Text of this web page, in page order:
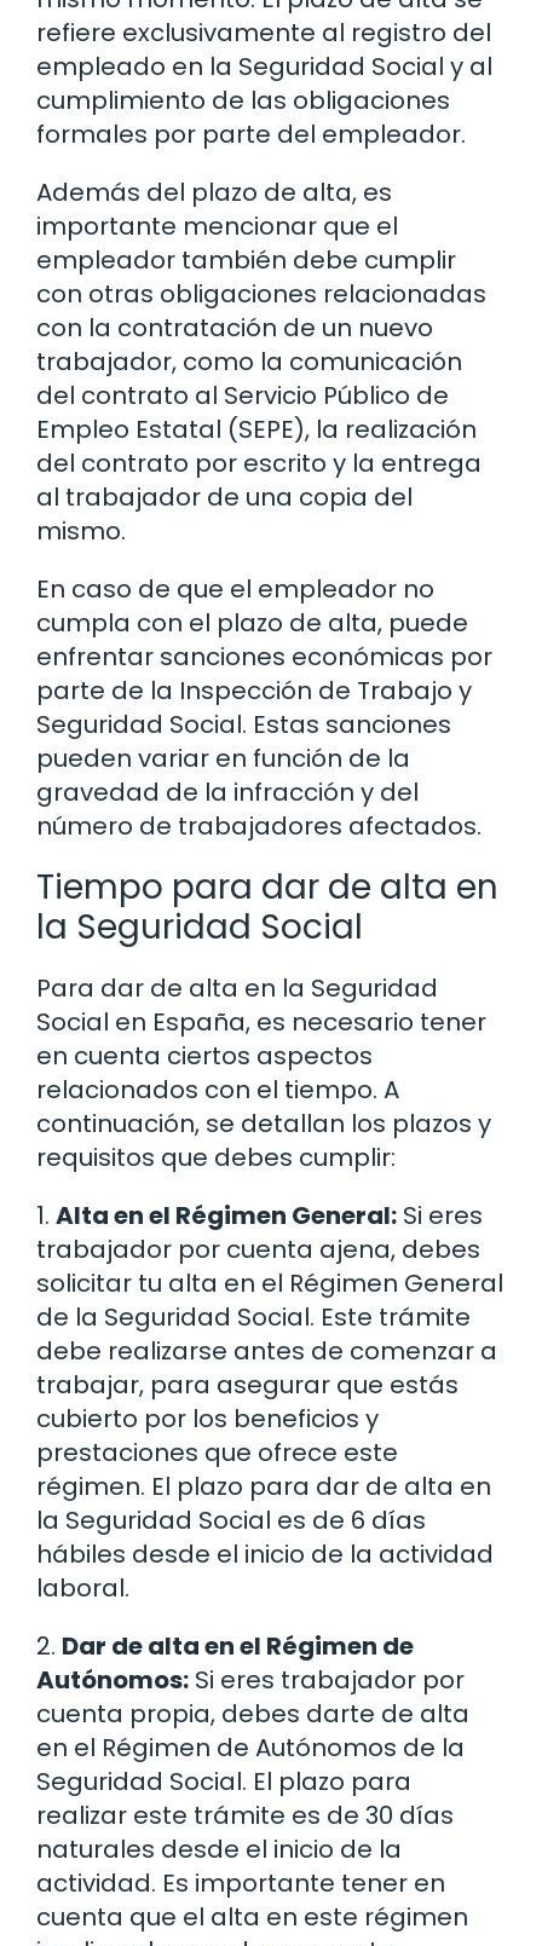
refiere exclusivamente al registro del
empleado en la Seguridad Social y al
cumplimiento de las obligaciones
formales por parte del empleador.
Además del plazo de alta, es
importante mencionar que el
empleador también debe cumplir
con otras obligaciones relacionadas
con la contratación de un nuevo
trabajador, como la comunicación
del contrato al Servicio Público de
Empleo Estatal (SEPE), la realización
del contrato por escrito y la entrega
al trabajador de una copia del
mismo.
En caso de que el empleador no
cumpla con el plazo de alta, puede
enfrentar sanciones económicas por
parte de la Inspección de Trabajo y
Seguridad Social. Estas sanciones
pueden variar en función de la
gravedad de la infracción y del
número de trabajadores afectados.
Tiempo para dar de alta en
la Seguridad Social
Para dar de alta en la Seguridad
Social en España, es necesario tener
en cuenta ciertos aspectos
relacionados con el tiempo. A
continuación, se detallan los plazos y
requisitos que debes cumplir:
1. Alta en el Régimen General: Si eres
trabajador por cuenta ajena, debes
solicitar tu alta en el Régimen General
de la Seguridad Social. Este trámite
debe realizarse antes de comenzar a
trabajar, para asegurar que estás
cubierto por los beneficios y
prestaciones que ofrece este
régimen. El plazo para dar de alta en
la Seguridad Social es de 6 días
hábiles desde el inicio de la actividad
laboral.
2. Dar de alta en el Régimen de
Autónomos: Si eres trabajador por
cuenta propia, debes darte de alta
en el Régimen de Autónomos de la
Seguridad Social. El plazo para
realizar este trámite es de 30 días
naturales desde el inicio de la
actividad. Es importante tener en
cuenta que el alta en este régimen